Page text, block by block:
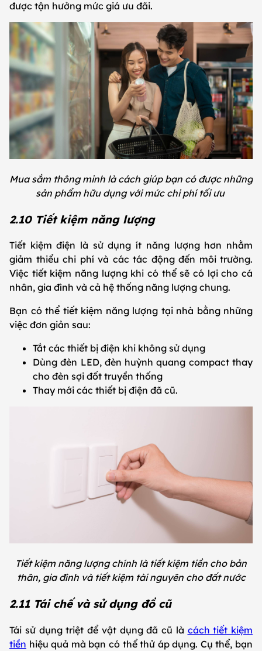
được tận hưởng mức giá ưu đãi.
Mua sắm thông minh là cách giúp bạn có được những
sản phẩm hữu dụng với mức chi phí tối ưu
2.10 Tiết kiệm năng lượng
Tiết kiệm điện là sử dụng ít năng lượng hơn nhằm
giảm thiểu chi phí và các tác động đến môi trường.
Việc tiết kiệm năng lượng khi có thể sẽ có lợi cho cá
nhân, gia đình và cả hệ thống năng lượng chung.
Bạn có thể tiết kiệm năng lượng tại nhà bằng những
việc đơn giản sau:
Tắt các thiết bị điện khi không sử dụng
Dùng đèn LED, đèn huỳnh quang compact thay
cho đèn sợi đốt truyền thống
Thay mới các thiết bị điện đã cũ.
Tiết kiệm năng lượng chính là tiết kiệm tiền cho bản
thân, gia đình và tiết kiệm tài nguyên cho đất nước
2.11 Tái chế và sử dụng đồ cũ
Tái sử dụng triệt để vật dụng đã cũ là cách tiết kiệm
tiền hiệu quả mà bạn có thể thử áp dụng. Cụ thể, bạn